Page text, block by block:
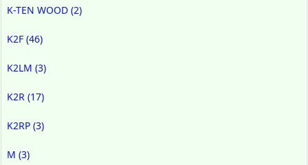
K-TEN WOOD (2)
K2F (46)
K2LM (3)
K2R (17)
K2RP (3)
M (3)